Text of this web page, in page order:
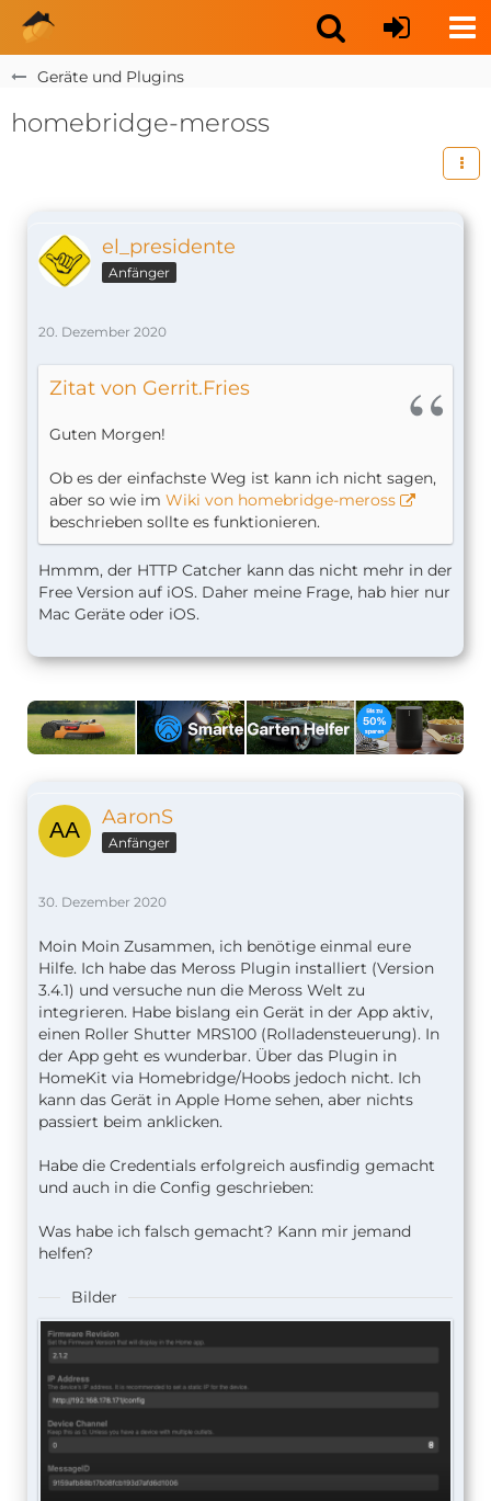
Geräte und Plugins
homebridge-meross
el_presidente
Anfänger
20. Dezember 2020
Zitat von Gerrit.Fries
Guten Morgen!
Ob es der einfachste Weg ist kann ich nicht sagen,
aber so wie im Wiki von homebridge-meross
beschrieben sollte es funktionieren.
Hmmm, der HTTP Catcher kann das nicht mehr in der
Free Version auf iOS. Daher meine Frage, hab hier nur
Mac Geräte oder iOS.
AaronS
Anfänger
30. Dezember 2020
Moin Moin Zusammen, ich benötige einmal eure
Hilfe. Ich habe das Meross Plugin installiert (Version
3.4.1) und versuche nun die Meross Welt zu
integrieren. Habe bislang ein Gerät in der App aktiv,
einen Roller Shutter MRS100 (Rolladensteuerung). In
der App geht es wunderbar. Über das Plugin in
HomeKit via Homebridge/Hoobs jedoch nicht. Ich
kann das Gerät in Apple Home sehen, aber nichts
passiert beim anklicken.
Habe die Credentials erfolgreich ausfindig gemacht
und auch in die Config geschrieben:
Was habe ich falsch gemacht? Kann mir jemand
helfen?
Bilder